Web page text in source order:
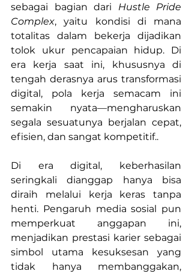
sebagai bagian dari Hustle Pride
Complex, yaitu kondisi di mana
totalitas dalam bekerja dijadikan
tolok ukur pencapaian hidup. Di
era kerja saat ini, khususnya di
tengah derasnya arus transformasi
digital, pola kerja semacam ini
semakin nyata—mengharuskan
segala sesuatunya berjalan cepat,
efisien, dan sangat kompetitif..
Di era digital, keberhasilan
seringkali dianggap hanya bisa
diraih melalui kerja keras tanpa
henti. Pengaruh media sosial pun
memperkuat anggapan ini,
menjadikan prestasi karier sebagai
simbol utama kesuksesan yang
tidak hanya membanggakan,